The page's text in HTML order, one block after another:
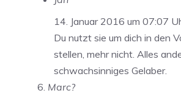
14. Januar 2016 um 07:07
Du nutzt sie um dich in den
stellen, mehr nicht. Alles
schwachsinniges Gelaber.
Marc?